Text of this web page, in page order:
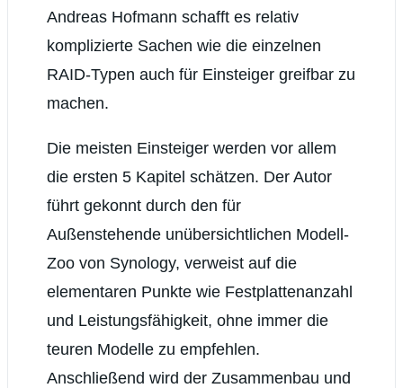
Andreas Hofmann schafft es relativ
komplizierte Sachen wie die einzelnen
RAID-Typen auch für Einsteiger greifbar zu
machen.
Die meisten Einsteiger werden vor allem
die ersten 5 Kapitel schätzen. Der Autor
führt gekonnt durch den für
Außenstehende unübersichtlichen Modell-
Zoo von Synology, verweist auf die
elementaren Punkte wie Festplattenanzahl
und Leistungsfähigkeit, ohne immer die
teuren Modelle zu empfehlen.
Anschließend wird der Zusammenbau und